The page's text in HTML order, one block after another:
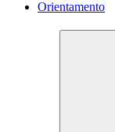
Orientamento